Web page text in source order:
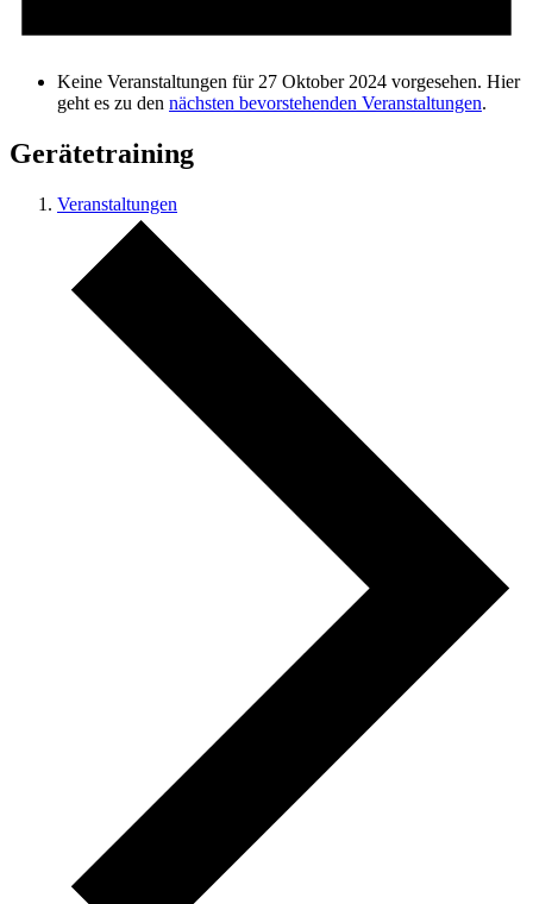
Keine Veranstaltungen für 27 Oktober 2024 vorgesehen. Hier
geht es zu den nächsten bevorstehenden Veranstaltungen.
Gerätetraining
Veranstaltungen